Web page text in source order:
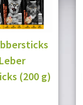
(200 g)